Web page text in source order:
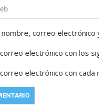
nombre, correo
electrónico con los
electrónico con cada